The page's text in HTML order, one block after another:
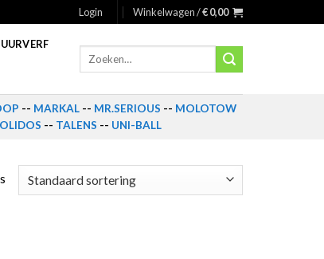
Login Winkelwagen /€0,00
Zoeken
-- MARKAL -- MR.SERIOUS -- MOLOTOW
-- TALENS -- UNI-BALL